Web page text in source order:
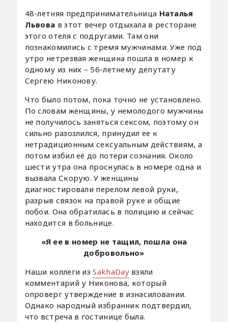
48-летняя предпринимательница Наталья
Львова в этот вечер отдыхала в ресторане
этого отеля с подругами. Там они
познакомились с тремя мужчинами. Уже под
утро нетрезвая женщина пошла в номер к
одному из них – 56-летнему депутату
Сергею Никонову.
Что было потом, пока точно не установлено.
По словам женщины, у немолодого мужчины
не получилось заняться сексом, поэтому он
сильно разозлился, принудил ее к
нетрадиционным сексуальным действиям, а
потом избил её до потери сознания. Около
шести утра она проснулась в номере одна и
вызвала Скорую. У женщины
диагностировали перелом левой руки,
разрыв связок на правой руке и общие
побои. Она обратилась в полицию и сейчас
находится в больнице.
«Я ее в номер не тащил, пошла она
добровольно»
Наши коллеги изSakhaDayвзяли
комментарий у Никонова, который
опроверг утверждение в изнасиловании.
Однако народный избранник подтвердил,
что встреча в гостинице была.